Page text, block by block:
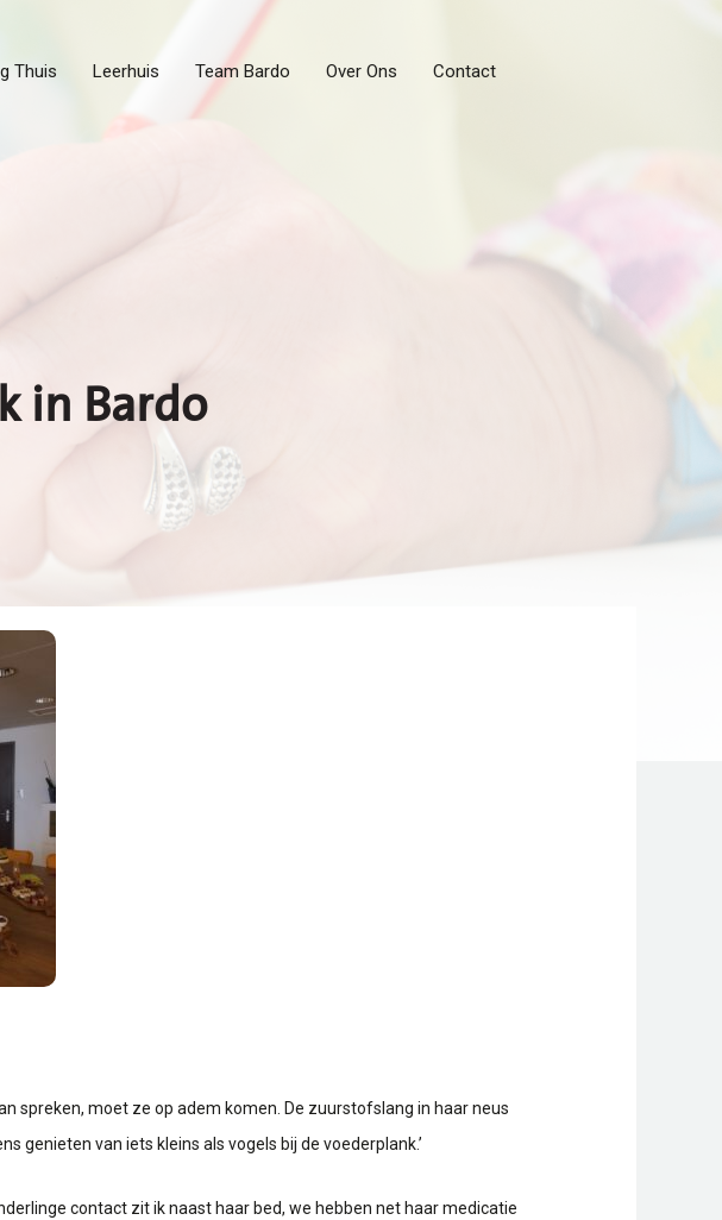
Thuis Leerhuis Team Bardo Over Ons Contact
in Bardo
spreken, moet ze op adem komen. De zuurstofslang in haar neus
genieten van iets kleins als vogels bij de voederplank.’
contact zit ik naast haar bed, we hebben net haar medicatie